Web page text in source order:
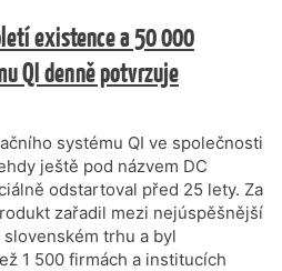
existence a 50 000
QI denně potvrzuje
systému QI ve společnosti
ještě pod názvem DC
odstartoval před 25 lety. Za
zařadil mezi nejúspěšnější
trhu a byl
1 500 firmách a institucích